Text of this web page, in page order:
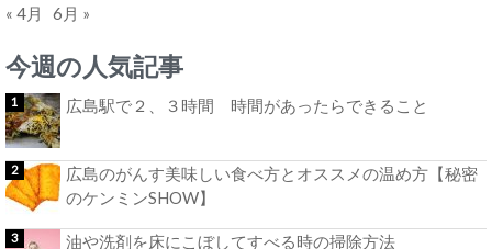
« 4月
6月 »
今週の人気記事
広島駅で２、３時間 時間があったらできること
広島のがんす美味しい食べ方とオススメの温め方【秘密
のケンミンSHOW】
油や洗剤を床にこぼしてすべる時の掃除方法